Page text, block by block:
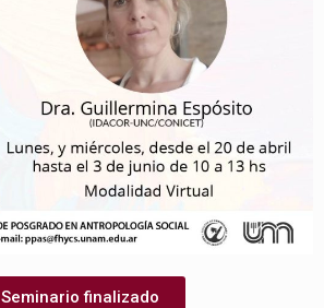
Seminario finalizado